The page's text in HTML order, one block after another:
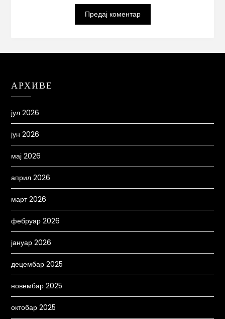
АРХИВЕ
јул 2026
јун 2026
мај 2026
април 2026
март 2026
фебруар 2026
јануар 2026
децембар 2025
новембар 2025
октобар 2025